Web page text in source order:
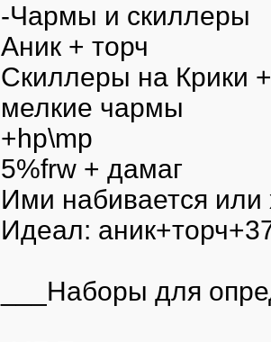
-Чармы и скиллеры
Аник + торч
Скиллеры на Крики
мелкие чармы
+hp\mp
5%frw + дамаг
Ими набивается или
Идеал:
___Наборы для